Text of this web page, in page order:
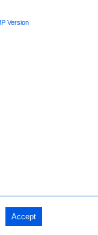
Version
Accept